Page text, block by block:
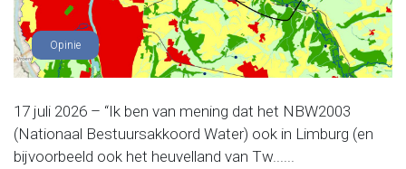
Opinie
17 juli 2026 – “Ik ben van mening dat het NBW2003
(Nationaal Bestuursakkoord Water) ook in Limburg (en
bijvoorbeeld ook het heuvelland van Tw......